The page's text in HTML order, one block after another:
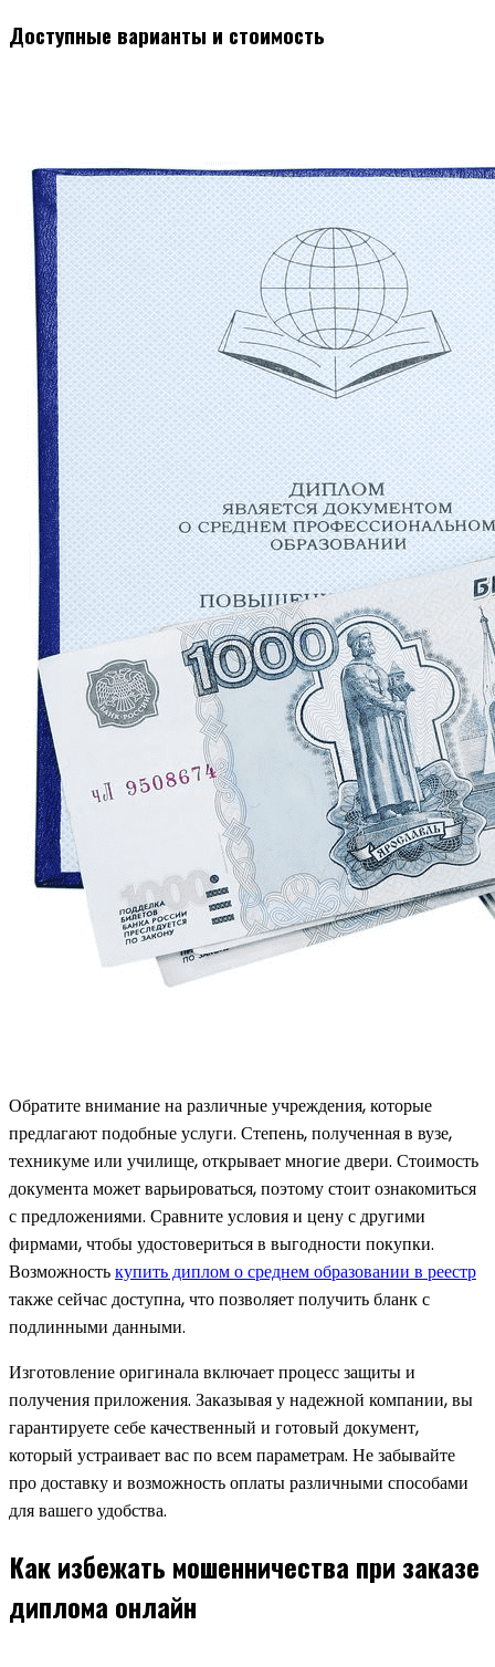
Доступные варианты и стоимость
Обратите внимание на различные учреждения, которые
предлагают подобные услуги. Степень, полученная в вузе,
техникуме или училище, открывает многие двери. Стоимость
документа может варьироваться, поэтому стоит ознакомиться
с предложениями. Сравните условия и цену с другими
фирмами, чтобы удостовериться в выгодности покупки.
Возможностькупить диплом о среднем образовании в реестр
также сейчас доступна, что позволяет получить бланк с
подлинными данными.
Изготовление оригинала включает процесс защиты и
получения приложения. Заказывая у надежной компании, вы
гарантируете себе качественный и готовый документ,
который устраивает вас по всем параметрам. Не забывайте
про доставку и возможность оплаты различными способами
для вашего удобства.
Как избежать мошенничества при заказе
диплома онлайн